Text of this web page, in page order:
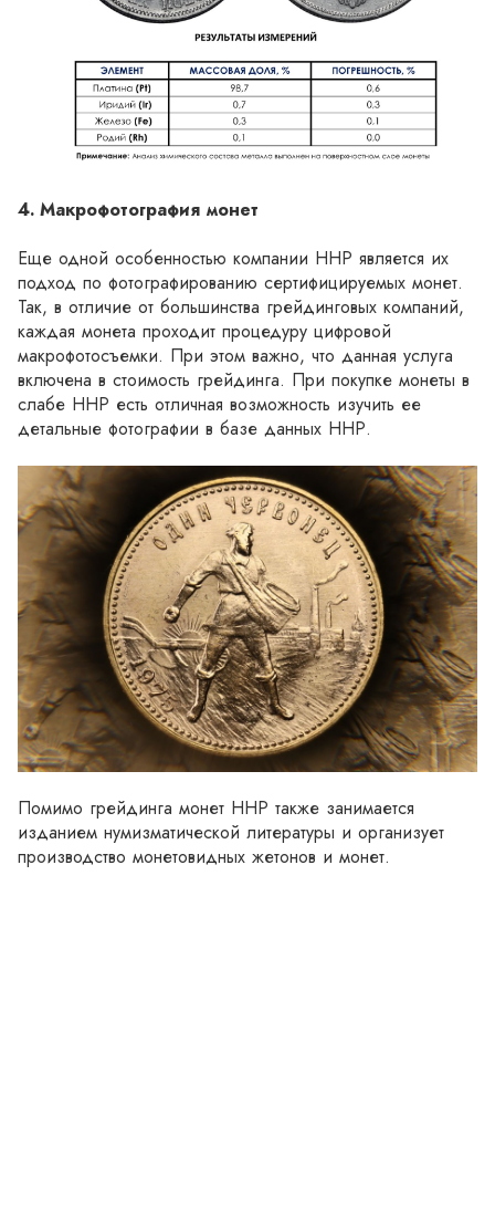
4.	Макрофотография монет
Еще одной особенностью компании ННР является их
подход по фотографированию сертифицируемых монет.
Так, в отличие от большинства грейдинговых компаний,
каждая монета проходит процедуру цифровой
макрофотосъемки. При этом важно, что данная услуга
включена в стоимость грейдинга. При покупке монеты в
слабе ННР есть отличная возможность изучить ее
детальные фотографии в базе данных ННР.
Помимо грейдинга монет ННР также занимается
изданием нумизматической литературы и организует
производство монетовидных жетонов и монет.